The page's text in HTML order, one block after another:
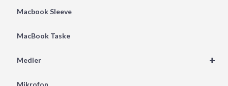
Macbook Sleeve
MacBook Taske
+
Medier
Mikrofon